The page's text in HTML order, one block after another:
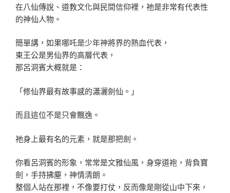
在八仙傳說、道教文化與民間信仰裡，祂是非常有代表性
的神仙人物。
簡單講，如果哪吒是少年神將界的熱血代表，
東王公是男仙界的高層代表，
那呂洞賓大概就是：
「修仙界最有故事感的瀟灑劍仙。」
而且這位不是只會飄逸。
祂身上最有名的元素，就是那把劍。
你看呂洞賓的形象，常常是文雅仙風，身穿道袍，背負寶
劍，手持拂塵，神情清朗。
整個人站在那裡，不像要打仗，反而像是剛從山中下來，